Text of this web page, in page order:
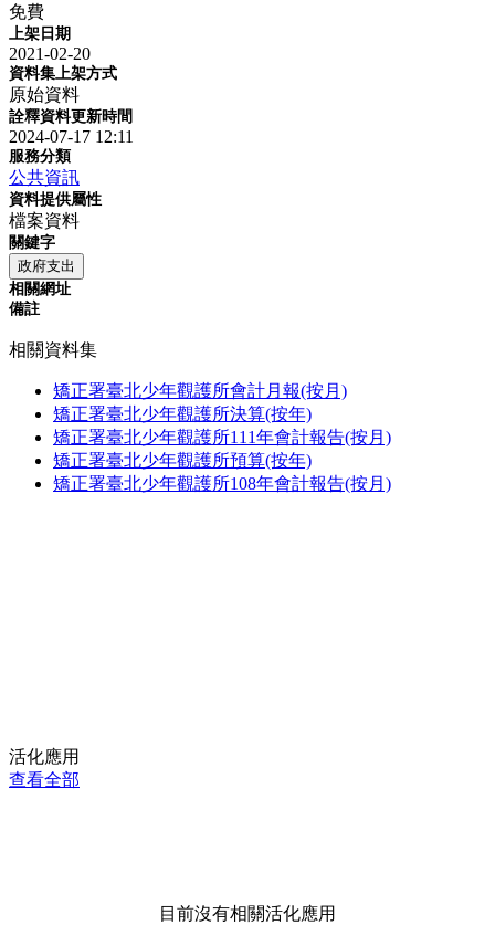
免費
上架日期
2021-02-20
資料集上架方式
原始資料
詮釋資料更新時間
2024-07-17 12:11
服務分類
公共資訊
資料提供屬性
檔案資料
關鍵字
政府支出
相關網址
備註
相關資料集
矯正署臺北少年觀護所會計月報(按月)
矯正署臺北少年觀護所決算(按年)
矯正署臺北少年觀護所111年會計報告(按月)
矯正署臺北少年觀護所預算(按年)
矯正署臺北少年觀護所108年會計報告(按月)
活化應用
查看全部
目前沒有相關活化應用